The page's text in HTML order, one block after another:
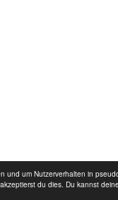
und um Nutzerverhalten in
du dies. Du kannst